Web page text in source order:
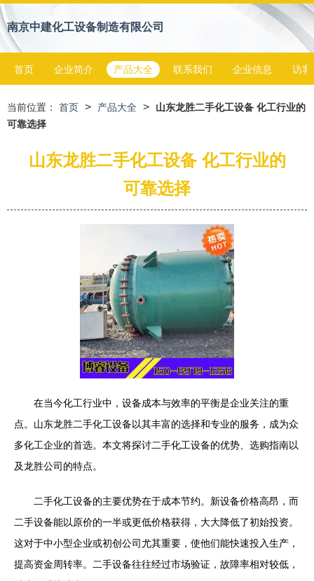
南京中建化工设备制造有限公司
首页 企业简介 产品大全 联系我们 企业信息 访客
当前位置： 首页 > 产品大全 >
山东龙胜二手化工设备 化工行业的
可靠选择
山东龙胜二手化工设备 化工行业的
可靠选择
在当今化工行业中，设备成本与效率的平衡是企业关注的重
点。山东龙胜二手化工设备以其丰富的选择和专业的服务，成为众
多化工企业的首选。本文将探讨二手化工设备的优势、选购指南以
及龙胜公司的特点。
二手化工设备的主要优势在于成本节约。新设备价格高昂，而
二手设备能以原价的一半或更低价格获得，大大降低了初始投资。
这对于中小型企业或初创公司尤其重要，使他们能快速投入生产，
提高资金周转率。二手设备往往经过市场验证，故障率相对较低，